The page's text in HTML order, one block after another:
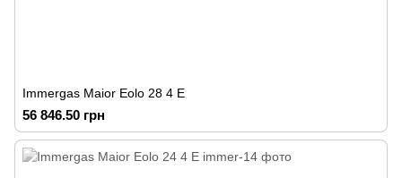
Immergas Maior Eolo 28 4 E
56 846.50 грн